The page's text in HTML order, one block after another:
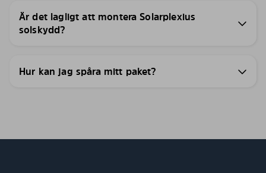
Är det lagligt att montera Solarplexius
solskydd?
Hur kan jag spåra mitt paket?